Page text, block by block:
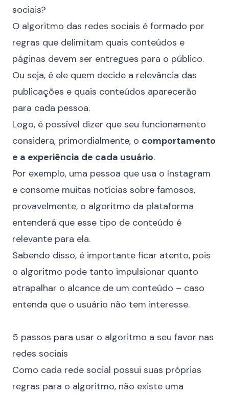
sociais?
O algoritmo das redes sociais é formado por
regras que delimitam quais conteúdos e
páginas devem ser entregues para o público.
Ou seja, é ele quem decide a relevância das
publicações e quais conteúdos aparecerão
para cada pessoa.
Logo, é possível dizer que seu funcionamento
considera, primordialmente, o comportamento
e a experiência de cada usuário.
Por exemplo, uma pessoa que usa o Instagram
e consome muitas notícias sobre famosos,
provavelmente, o algoritmo da plataforma
entenderá que esse tipo de conteúdo é
relevante para ela.
Sabendo disso, é importante ficar atento, pois
o algoritmo pode tanto impulsionar quanto
atrapalhar o alcance de um conteúdo – caso
entenda que o usuário não tem interesse.
5 passos para usar o algoritmo a seu favor nas
redes sociais
Como cada rede social possui suas próprias
regras para o algoritmo, não existe uma